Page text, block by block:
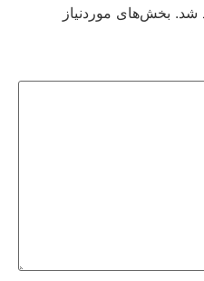
شد. بخش‌های موردنیاز